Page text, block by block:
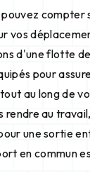
compter
vos
d'une flotte
pour
au long de
rendre au
une sortie
en commun